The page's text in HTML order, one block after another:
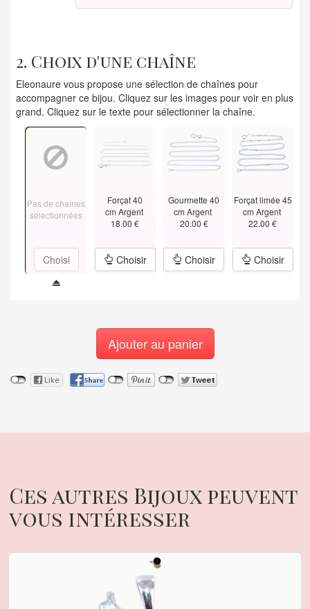
2. Choix d'une chaîne
Eleonaure vous propose une sélection de chaînes pour
accompagner ce bijou. Cliquez sur les images pour voir en plus
grand. Cliquez sur le texte pour sélectionner la chaîne.
Pas de chaînes
sélectionnées
Choisi
Forçat 40
cm Argent
18.00 €
Choisir
Gourmette 40
cm Argent
20.00 €
Choisir
Forçat limée 45
cm Argent
22.00 €
Choisir
Ajouter au panier
Ces autres Bijoux peuvent
vous intéresser